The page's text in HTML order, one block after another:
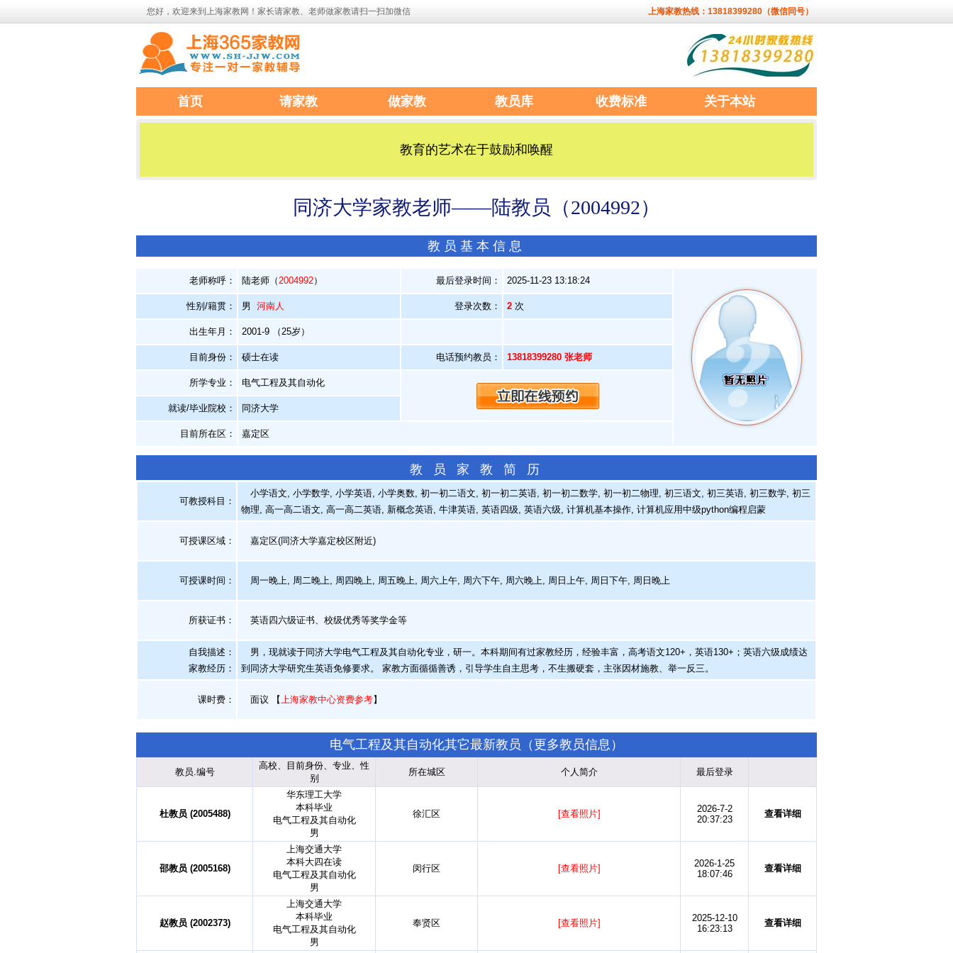
您好，欢迎来到上海家教网！家长请家教、老师做家教请扫一扫加微信 上海家教热线：13818399280（微信同号）
首页 请家教 做家教 教员库 收费标准 关于本站
教育的艺术在于鼓励和唤醒
同济大学家教老师——陆教员（2004992）
教员基本信息
老师称呼： 陆老师（2004992） 最后登录时间： 2025-11-23 13:18:24
性别/籍贯： 男 河南人 登录次数： 2 次
出生年月： 2001-9 （25岁）
目前身份： 硕士在读 电话预约教员： 13818399280 张老师
所学专业： 电气工程及其自动化
就读/毕业院校： 同济大学
目前所在区： 嘉定区
教 员 家 教 简 历
可教授科目：
小学语文, 小学数学, 小学英语, 小学奥数, 初一初二语文, 初一初二英语, 初一初二数学, 初一初二物理, 初三语文, 初三英语, 初三数学, 初三
物理, 高一高二语文, 高一高二英语, 新概念英语, 牛津英语, 英语四级, 英语六级, 计算机基本操作, 计算机应用中级python编程启蒙
可授课区域： 嘉定区(同济大学嘉定校区附近)
可授课时间： 周一晚上, 周二晚上, 周四晚上, 周五晚上, 周六上午, 周六下午, 周六晚上, 周日上午, 周日下午, 周日晚上
所获证书 ： 英语四六级证书、校级优秀等奖学金等
自我描述：
家教经历：
男，现就读于同济大学电气工程及其自动化专业，研一。本科期间有过家教经历，经验丰富，高考语文120+，英语130+；英语六级成绩达
到同济大学研究生英语免修要求。 家教方面循循善诱，引导学生自主思考，不生搬硬套，主张因材施教、举一反三。
课时费： 面议 【上海家教中心资费参考】
电气工程及其自动化其它最新教员（ 更多教员信息 ）
教员.编号
高校、目前身份、专业、性
别
所在城区 个人简介 最后登录
杜教员 (2005488)
华东理工大学
本科毕业
电气工程及其自动化
男
徐汇区 [查看照片]
2026-7-2
20:37:23
查看详细
邵教员 (2005168)
上海交通大学
本科大四在读
电气工程及其自动化
男
闵行区 [查看照片]
2026-1-25
18:07:46
查看详细
赵教员 (2002373)
上海交通大学
本科毕业
电气工程及其自动化
男
奉贤区 [查看照片]
2025-12-10
16:23:13
查看详细